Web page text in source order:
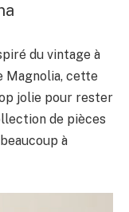
du vintage à
Magnolia, cette
jolie pour rester
de pièces
à